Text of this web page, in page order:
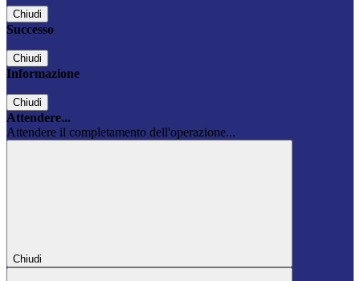
Chiudi
Successo
Chiudi
Informazione
Chiudi
Attendere...
Attendere il completamento dell'operazione...
Chiudi